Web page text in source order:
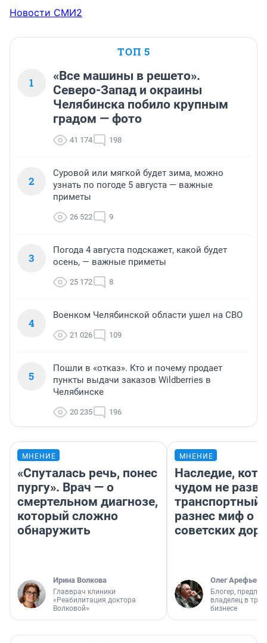
Новости СМИ2
ТОП 5
1
«Все машины в решето».
Северо-Запад и окраины
Челябинска побило крупным
градом — фото
41 174 198
2
Суровой или мягкой будет зима, можно
узнать по погоде 5 августа — важные
приметы
26 522 9
3
Погода 4 августа подскажет, какой будет
осень, — важные приметы
25 172 8
4
Военком Челябинской области ушел на СВО
21 026 109
5
Пошли в «отказ». Кто и почему продает
пункты выдачи заказов Wildberries в
Челябинске
20 235 196
МНЕНИЕ
«Спуталась речь, понес
пургу». Врач — о
смертельном диагнозе,
который сложно
обнаружить
Ирина Волкова
Главврач клиники
«Реабилитация доктора
Волковой»
МНЕНИЕ
Наследие,
чудом не
транспортный
разнес миф о
советских
Олег Арефьев
Блогер,
владелец в
бизнесе